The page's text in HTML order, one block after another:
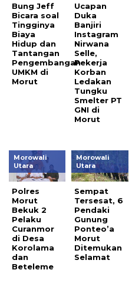
Bung Jeff
Bicara soal
Tingginya
Biaya
Hidup dan
Tantangan
Pengembangan
UMKM di
Morut
Ucapan
Duka
Banjiri
Instagram
Nirwana
Selle,
Pekerja
Korban
Ledakan
Tungku
Smelter PT
GNI di
Morut
Morowali
Utara
Polres
Morut
Bekuk 2
Pelaku
Curanmor
di Desa
Korolama
dan
Beteleme
Morowali
Utara
Sempat
Tersesat, 6
Pendaki
Gunung
Ponteo’a
Morut
Ditemukan
Selamat